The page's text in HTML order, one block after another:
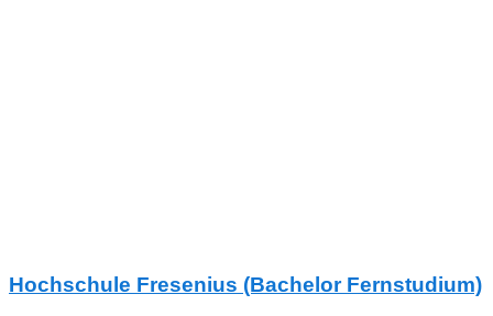
Hochschule Fresenius (Bachelor Fernstudium)